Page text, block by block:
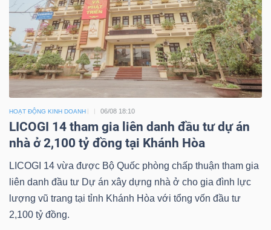
HOẠT ĐỘNG KINH DOANH 06/08 18:10
LICOGI 14 tham gia liên danh đầu tư dự án
nhà ở 2,100 tỷ đồng tại Khánh Hòa
LICOGI 14 vừa được Bộ Quốc phòng chấp thuận tham gia
liên danh đầu tư Dự án xây dựng nhà ở cho gia đình lực
lượng vũ trang tại tỉnh Khánh Hòa với tổng vốn đầu tư
2,100 tỷ đồng.